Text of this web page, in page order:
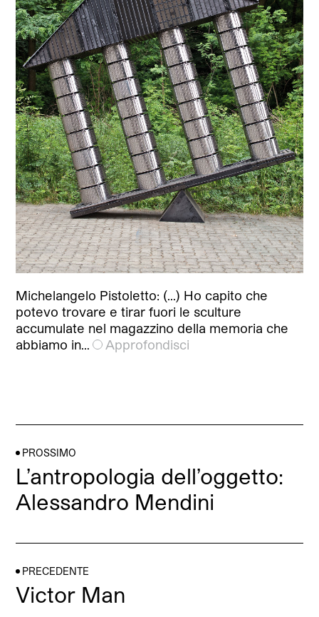
Michelangelo Pistoletto: (…) Ho capito che
potevo trovare e tirar fuori le sculture
accumulate nel magazzino della memoria che
abbiamo in…
Approfondisci
PROSSIMO
L’antropologia dell’oggetto:
Alessandro Mendini
PRECEDENTE
Victor Man